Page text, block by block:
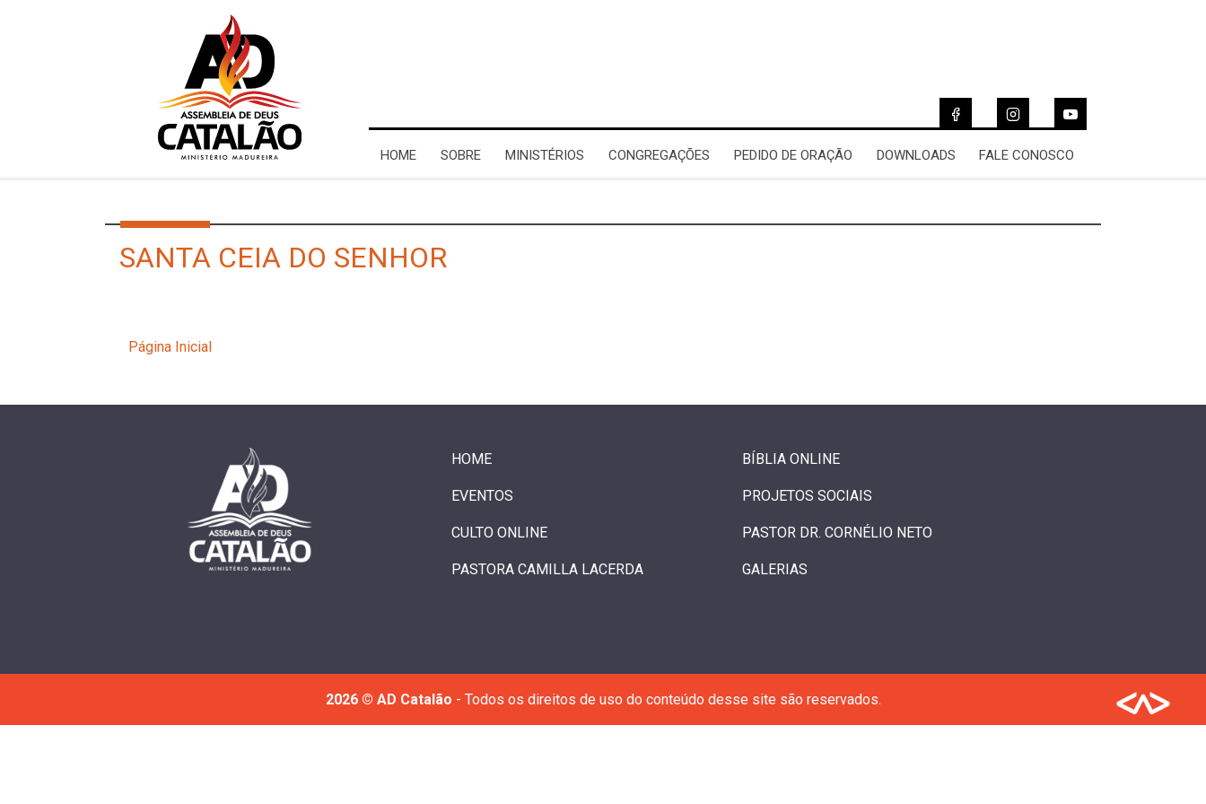
HOME SOBRE MINISTÉRIOS CONGREGAÇÕES PEDIDO DE ORAÇÃO DOWNLOADS FALE CONOSCO
SANTA CEIA DO SENHOR
Página Inicial
HOME BÍBLIA ONLINE
EVENTOS PROJETOS SOCIAIS
CULTO ONLINE PASTOR DR. CORNÉLIO NETO
PASTORA CAMILLA LACERDA GALERIAS
2026 © AD Catalão - Todos os direitos de uso do conteúdo desse site são reservados.